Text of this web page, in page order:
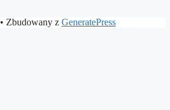
• Zbudowany z GeneratePress